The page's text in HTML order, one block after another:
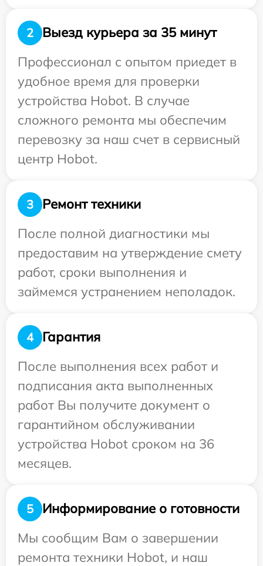
2
Выезд курьера за 35 минут
Профессионал с опытом приедет в
удобное время для проверки
устройства Hobot. В случае
сложного ремонта мы обеспечим
перевозку за наш счет в сервисный
центр Hobot.
3
Ремонт техники
После полной диагностики мы
предоставим на утверждение смету
работ, сроки выполнения и
займемся устранением неполадок.
4
Гарантия
После выполнения всех работ и
подписания акта выполненных
работ Вы получите документ о
гарантийном обслуживании
устройства Hobot сроком на 36
месяцев.
5
Информирование о готовности
Мы сообщим Вам о завершении
ремонта техники Hobot, и наш